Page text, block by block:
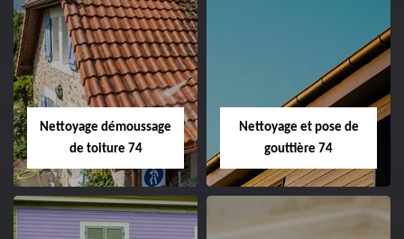
Nettoyage démoussage
de toiture 74
Nettoyage et pose de
gouttière 74